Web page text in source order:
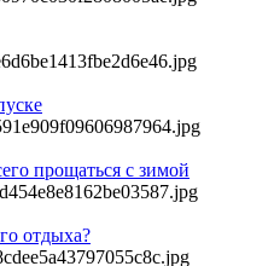
прощаться с зимой
отдыха?